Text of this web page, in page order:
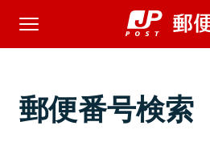
郵便番号検索